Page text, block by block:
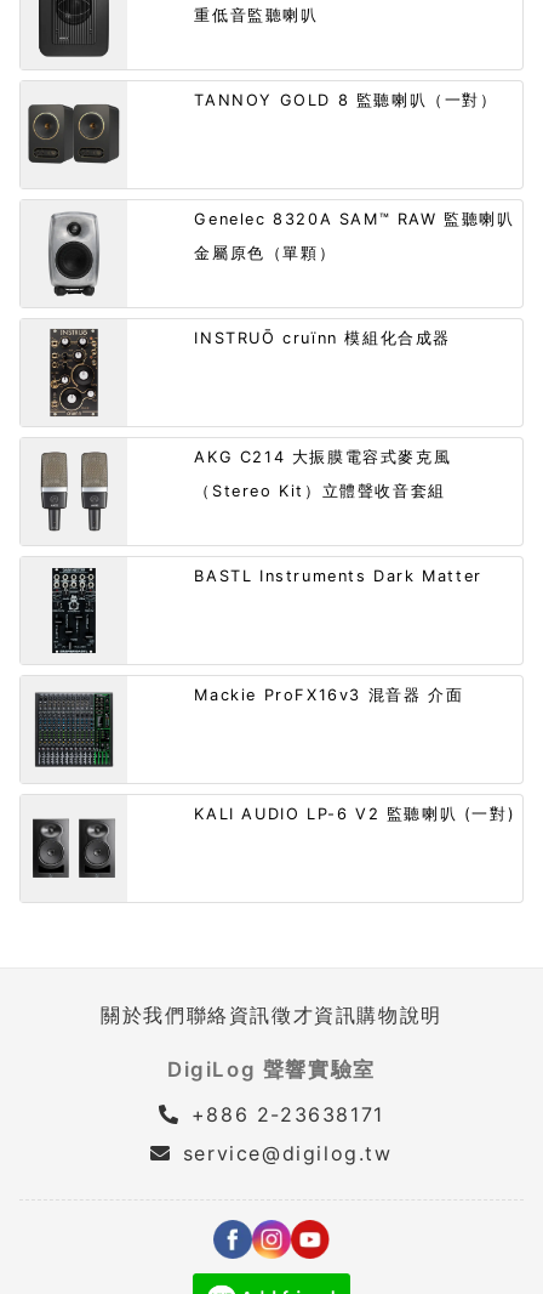
重低音監聽喇叭
TANNOY GOLD 8 監聽喇叭（一對）
Genelec 8320A SAM™ RAW 監聽喇叭
金屬原色（單顆）
INSTRUŌ cruïnn 模組化合成器
AKG C214 大振膜電容式麥克風
（Stereo Kit）立體聲收音套組
BASTL Instruments Dark Matter
Mackie ProFX16v3 混音器 介面
KALI AUDIO LP-6 V2 監聽喇叭 (一對)
關於我們聯絡資訊徵才資訊購物說明
DigiLog 聲響實驗室
+886 2-23638171
service@digilog.tw